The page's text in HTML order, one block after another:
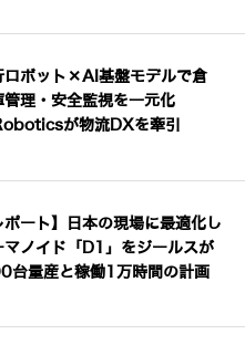
ロボット×AI基盤モデルで倉
管理・安全監視を一元化
が物流DXを牽引
ポート】日本の現場に最適化し
マノイド「D1」をジールスが
台量産と稼働1万時間の計画